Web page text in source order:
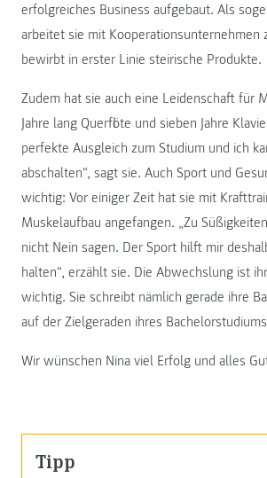
erfolgreiches Business aufgebaut. Als
arbeitet sie mit Kooperationsunternehmen
bewirbt in erster Linie steirische Produkte.
Zudem hat sie auch eine Leidenschaft für
Jahre lang Querflöte und sieben Jahre
perfekte Ausgleich zum Studium und ich
abschalten“, sagt sie. Auch Sport und
wichtig: Vor einiger Zeit hat sie mit
Muskelaufbau angefangen. „Zu
nicht Nein sagen. Der Sport hilft mir
halten“, erzählt sie. Die Abwechslung ist
wichtig. Sie schreibt nämlich gerade ihre
auf der Zielgeraden ihres
Wir wünschen Nina viel Erfolg und alles
Tipp